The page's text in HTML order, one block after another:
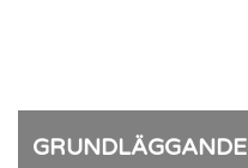
GRUNDLÄGGANDE